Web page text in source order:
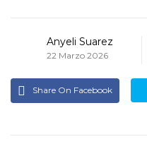
Anyeli Suarez
22 Marzo 2026
Share On Facebook